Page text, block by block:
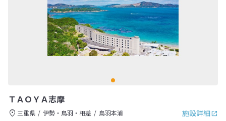
ＴＡＯＹＡ志摩
施設詳細
三重県 伊勢・鳥羽・相差
鳥羽本浦